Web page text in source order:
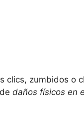
clics, zumbidos o
daños físicos en